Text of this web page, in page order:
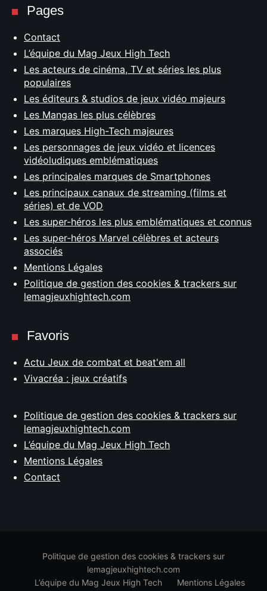
Pages
Contact
L’équipe du Mag Jeux High Tech
Les acteurs de cinéma, TV et séries les plus
populaires
Les éditeurs & studios de jeux vidéo majeurs
Les Mangas les plus célèbres
Les marques High-Tech majeures
Les personnages de jeux vidéo et licences
vidéoludiques emblématiques
Les principales marques de Smartphones
Les principaux canaux de streaming (films et
séries) et de VOD
Les super-héros les plus emblématiques et connus
Les super-héros Marvel célèbres et acteurs
associés
Mentions Légales
Politique de gestion des cookies & trackers sur
lemagjeuxhightech.com
Favoris
Actu Jeux de combat et beat'em all
Vivacréa : jeux créatifs
Politique de gestion des cookies & trackers sur
lemagjeuxhightech.com
L’équipe du Mag Jeux High Tech
Mentions Légales
Contact
Politique de gestion des cookies & trackers sur
lemagjeuxhightech.com
L’équipe du Mag Jeux High Tech
Mentions Légales